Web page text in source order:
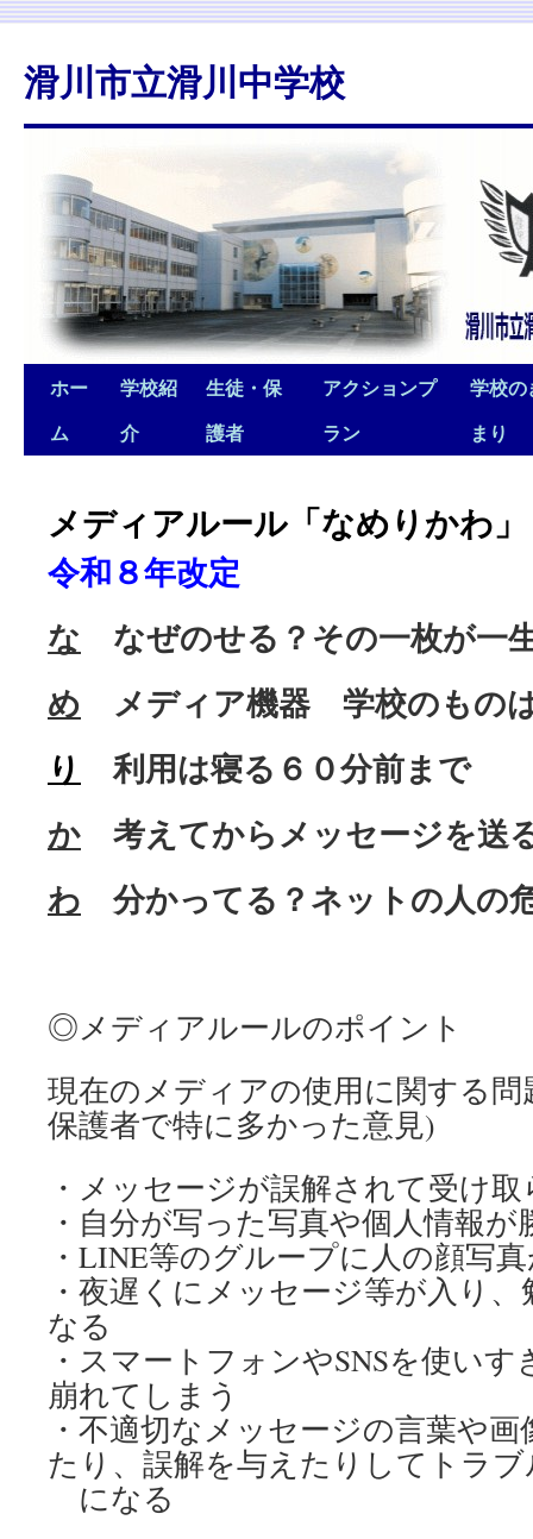
滑川市立滑川中学校
ホー
ム
学校紹
介
生徒・保
護者
アクションプ
ラン
学校の
まり
メディアルール「なめりかわ」
令和８年改定
な なぜのせる？その一枚が一
め メディア機器 学校のもの
り
利用は寝る６０分前まで
か 考えてからメッセージを送
わ 分かってる？ネットの人の
◎メディアルールのポイント
現在のメディアの使用に関する問
保護者で特に多かった意見)
・メッセージが誤解されて受け
・自分が写った写真や個人情報
・LINE等のグループに人の顔写
・夜遅くにメッセージ等が入り
なる
・スマートフォンやSNSを使い
崩れてしまう
・不適切なメッセージの言葉や
たり、誤解を与えたりしてトラブ
になる